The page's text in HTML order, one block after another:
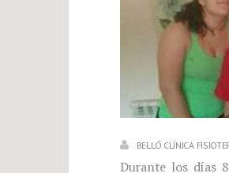
BELLÓ CLÍNICA
Durante los días